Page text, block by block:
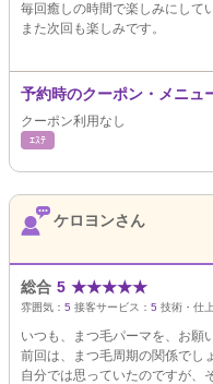
毎回癒しの時間で楽しみにして
また次回も楽しみです。
予約時のクーポン・メニュ
クーポン利用なし
ｴｽﾃ
ケロヨンさん
総合 5 ★★★★★
雰囲気： 5 接客サービス： 5 技術・仕
いつも、まつ毛パーマを、お願
前回は、まつ毛周期の関係でし
自分では思っていたのですが、